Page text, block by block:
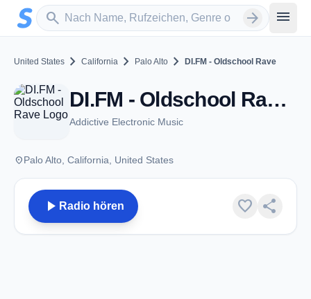
Zum Hauptinhalt springen
search
Sender suchen arrow_forward menu
United States chevron_right California chevron_right Palo Alto chevron_right DI.FM - Oldschool Rave
DI.FM - Oldschool Rave - Palo Alto, CA
Addictive Electronic Music
placePalo Alto, California, United States
play_arrow Radio hören favorite share